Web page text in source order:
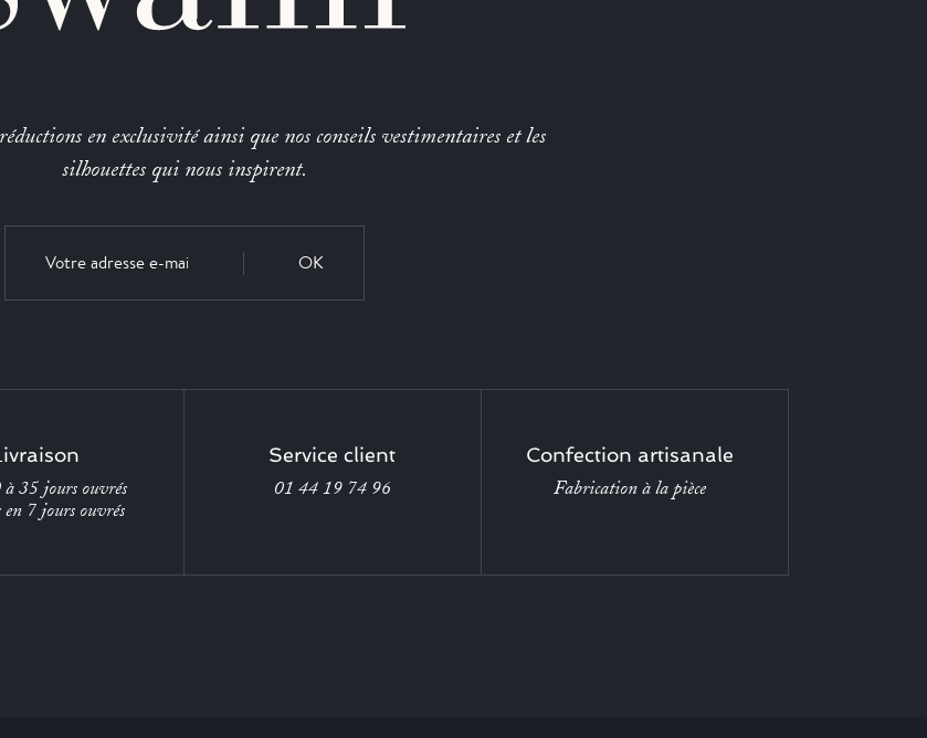
en exclusivité ainsi que nos conseils vestimentaires et les
silhouettes qui nous inspirent.
OK
à 35 jours ouvrés
en 7 jours ouvrés
Service client
01 44 19 74 96
Confection artisanale
Fabrication à la pièce